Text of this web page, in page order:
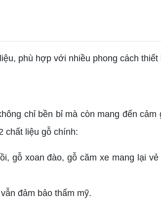
phù hợp với nhiều phong cách thiết
chỉ bền bỉ mà còn mang đến cảm
chất liệu gỗ chính:
gỗ xoan đào, gỗ căm xe mang lại
đảm bảo thẩm mỹ.